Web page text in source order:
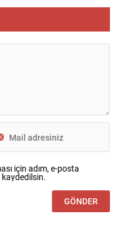
için adım, e-posta
kaydedilsin.